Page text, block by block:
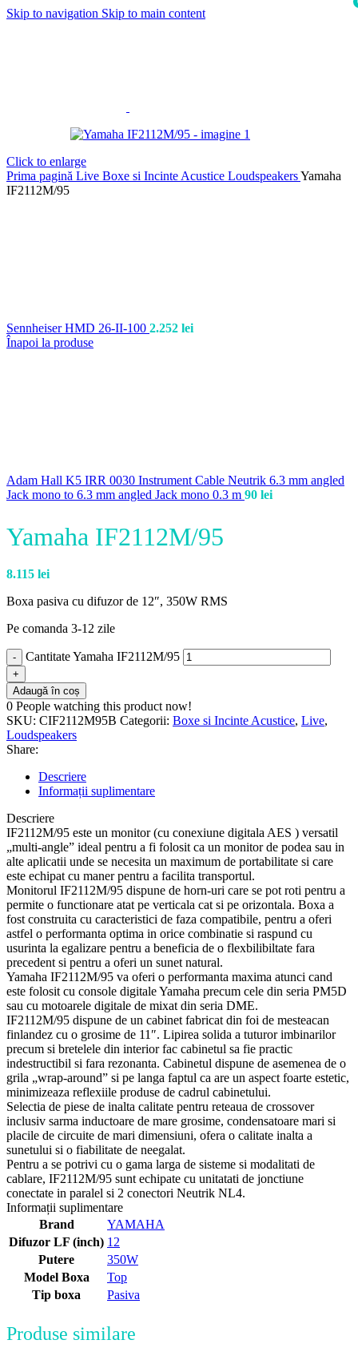
Skip to navigation Skip to main content
Click to enlarge
Prima pagină Live Boxe si Incinte Acustice LoudspeakersYamaha
IF2112M/95
Sennheiser HMD 26-II-100 2.252 lei
Înapoi la produse
Adam Hall K5 IRR 0030 Instrument Cable Neutrik 6.3 mm angled
Jack mono to 6.3 mm angled Jack mono 0.3 m 90 lei
Yamaha IF2112M/95
8.115 lei
Boxa pasiva cu difuzor de 12″, 350W RMS
Pe comanda 3-12 zile
Cantitate Yamaha IF2112M/95
Adaugă în coș
0 People watching this product now!
SKU: CIF2112M95B Categorii: Boxe si Incinte Acustice, Live,
Loudspeakers
Share:
Descriere
Informații suplimentare
Descriere
IF2112M/95 este un monitor (cu conexiune digitala AES ) versatil
„multi-angle” ideal pentru a fi folosit ca un monitor de podea sau in
alte aplicatii unde se necesita un maximum de portabilitate si care
este echipat cu maner pentru a facilita transportul.
Monitorul IF2112M/95 dispune de horn-uri care se pot roti pentru a
permite o functionare atat pe verticala cat si pe orizontala. Boxa a
fost construita cu caracteristici de faza compatibile, pentru a oferi
astfel o performanta optima in orice combinatie si raspund cu
usurinta la egalizare pentru a beneficia de o flexbilibiltate fara
precedent si pentru a oferi un sunet natural.
Yamaha IF2112M/95 va oferi o performanta maxima atunci cand
este folosit cu console digitale Yamaha precum cele din seria PM5D
sau cu motoarele digitale de mixat din seria DME.
IF2112M/95 dispune de un cabinet fabricat din foi de mesteacan
finlandez cu o grosime de 11″. Lipirea solida a tuturor imbinarilor
precum si bretelele din interior fac cabinetul sa fie practic
indestructibil si fara rezonanta. Cabinetul dispune de asemenea de o
grila „wrap-around” si pe langa faptul ca are un aspect foarte estetic,
minimizeaza reflexiile produse de cadrul cabinetului.
Selectia de piese de inalta calitate pentru reteaua de crossover
inclusiv sarma inductoare de mare grosime, condensatoare mari si
placile de circuite de mari dimensiuni, ofera o calitate inalta a
sunetului si o fiabilitate de neegalat.
Pentru a se potrivi cu o gama larga de sisteme si modalitati de
cablare, IF2112M/95 sunt echipate cu unitatati de jonctiune
conectate in paralel si 2 conectori Neutrik NL4.
Informații suplimentare
Brand
YAMAHA
Difuzor LF (inch) 12
Putere
350W
Model Boxa
Top
Tip boxa
Pasiva
Produse similare